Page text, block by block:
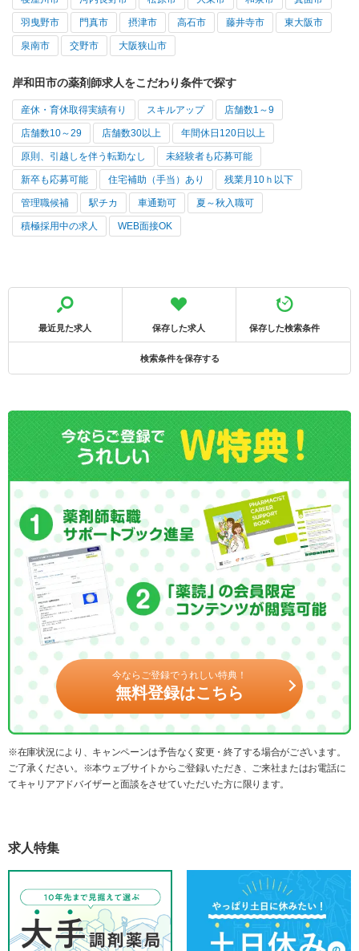
羽曳野市 門真市 摂津市 高石市 藤井寺市 東大阪市
泉南市 交野市 大阪狭山市
岸和田市の薬剤師求人をこだわり条件で探す
産休・育休取得実績有り スキルアップ 店舗数1～9
店舗数10～29 店舗数30以上 年間休日120日以上
原則、引越しを伴う転勤なし 未経験者も応募可能
新卒も応募可能 住宅補助（手当）あり 残業月10ｈ以下
管理職候補 駅チカ 車通勤可 夏～秋入職可
積極採用中の求人 WEB面接OK
最近見た求人 保存した求人 保存した検索条件
検索条件を保存する
今ならご登録でうれしい特典！
無料登録はこちら
※在庫状況により、キャンペーンは予告なく変更・終了する場合がございます。
ご了承ください。※本ウェブサイトからご登録いただき、ご来社またはお電話に
てキャリアアドバイザーと面談をさせていただいた方に限ります。
求人特集